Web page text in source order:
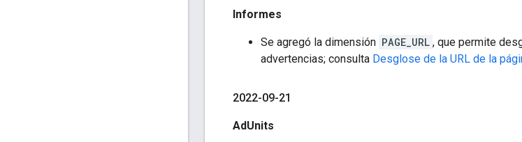
Informes
Se agregó la dimensión PAGE_URL , que permite
advertencias; consulta Desglose de la URL de la
2022-09-21
AdUnits